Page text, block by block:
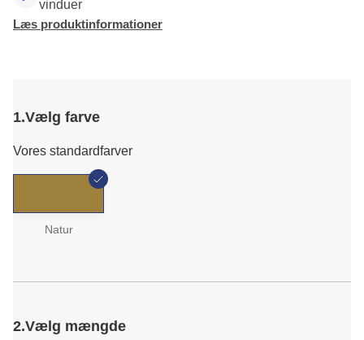
vinduer
Læs produktinformationer
1.Vælg farve
Vores standardfarver
Natur
2.Vælg mængde